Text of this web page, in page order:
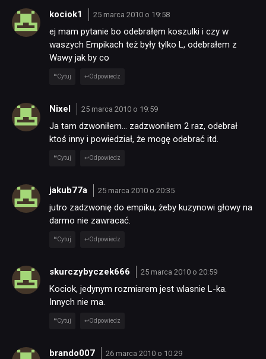
kociok1 25 marca 2010 o 19:58
ej mam pytanie bo odebrałęm koszulki i czy w
waszych Empikach też były tylko L, odebrałem z
Wawy jak by co
Cytuj Odpowiedz
Nixel 25 marca 2010 o 19:59
Ja tam dzwoniłem… zadzwoniłem 2 raz, odebrał
ktoś inny i powiedział, że mogę odebrać itd.
Cytuj Odpowiedz
jakub77a 25 marca 2010 o 20:35
jutro zadzwonię do empiku, żeby kuzynowi głowy na
darmo nie zawracać.
Cytuj Odpowiedz
skurczybyczek666 25 marca 2010 o 20:59
Kociok, jedynym rozmiarem jest wlasnie L-ka.
Innych nie ma.
Cytuj Odpowiedz
brando007 26 marca 2010 o 10:29